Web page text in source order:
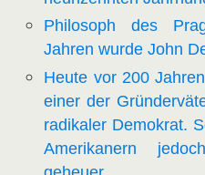
Philosoph des
Jahren wurde John
Heute vor 200
einer der
radikaler Demokrat.
Amerikanern